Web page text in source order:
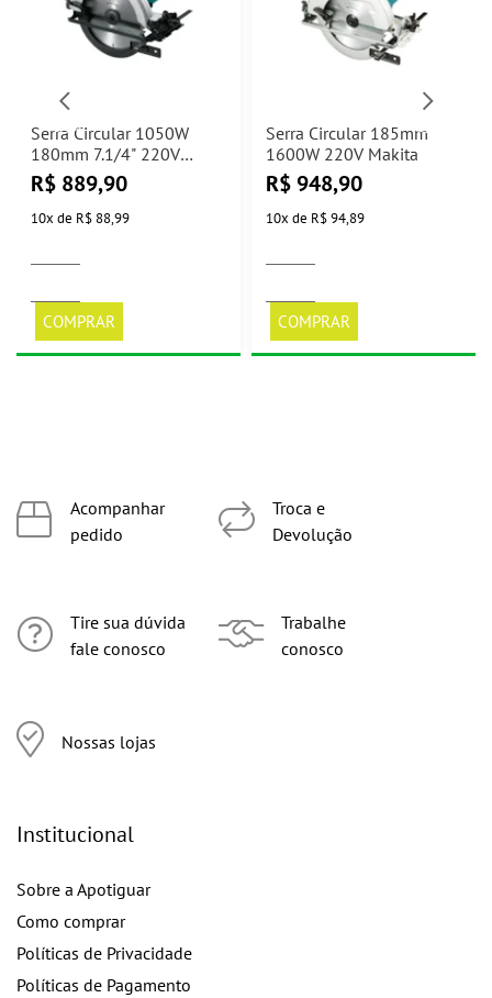
Serra Circular 1050W
180mm 7.1/4" 220V
Makita
R$ 889,90
10x de R$ 88,99
COMPRAR
Serra Circular 185mm
1600W 220V Makita
R$ 948,90
10x de R$ 94,89
COMPRAR
Acompanhar
pedido
Tire sua dúvida
fale conosco
Nossas lojas
Troca e
Devolução
Trabalhe
conosco
Institucional
Sobre a Apotiguar
Como comprar
Políticas de Privacidade
Políticas de Pagamento